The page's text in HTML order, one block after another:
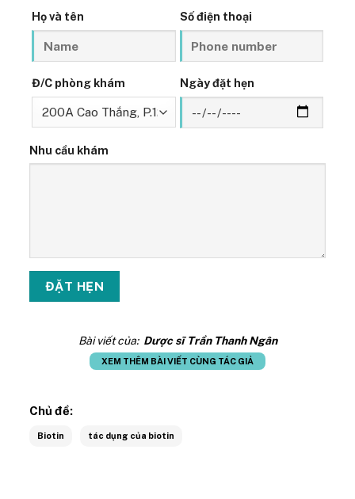
Họ và tên Số điện thoại
Đ/C phòng khám Ngày đặt hẹn
Nhu cầu khám
Bài viết của: Dược sĩ Trần Thanh Ngân
XEM THÊM BÀI VIẾT CÙNG TÁC GIẢ
Chủ đề:
Biotin tác dụng của biotin